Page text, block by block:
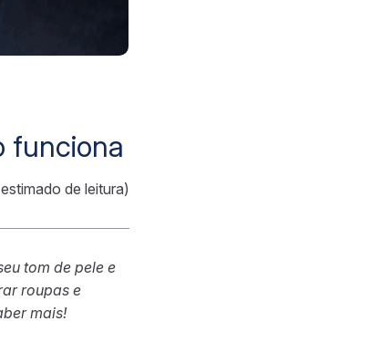
funciona
de leitura)
tom de pele e
roupas e
mais!